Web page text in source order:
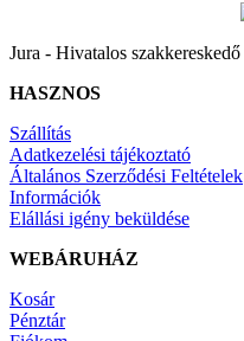
Jura - Hivatalos szakkereskedő
HASZNOS
Szállítás
Adatkezelési tájékoztató
Általános Szerződési Feltételek
Információk
Elállási igény beküldése
WEBÁRUHÁZ
Kosár
Pénztár